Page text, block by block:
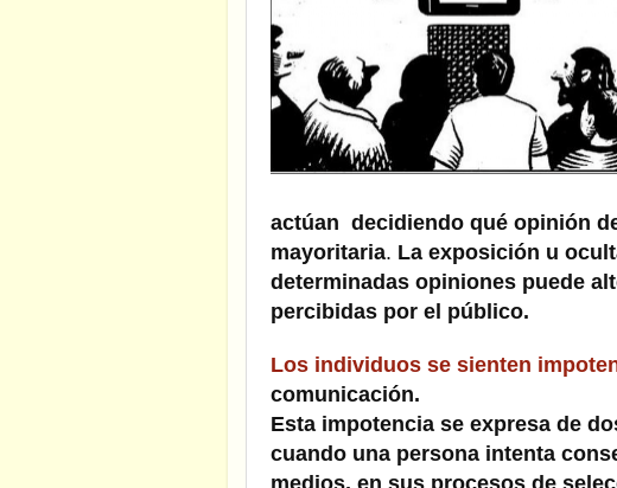
actúan decidiendo qué opinión
mayoritaria. La exposición u
determinadas opiniones puede
percibidas por el público.
Los individuos se sienten
comunicación.
Esta impotencia se expresa de
cuando una persona intenta
medios, en sus procesos de